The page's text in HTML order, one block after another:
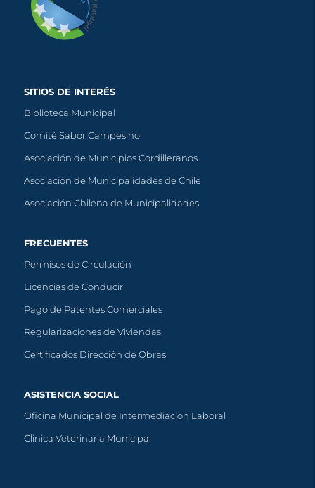
SITIOS DE INTERÉS
Biblioteca Municipal
Comité Sabor Campesino
Asociación de Municipios Cordilleranos
Asociación de Municipalidades de Chile
Asociación Chilena de Municipalidades
FRECUENTES
Permisos de Circulación
Licencias de Conducir
Pago de Patentes Comerciales
Regularizaciones de Viviendas
Certificados Dirección de Obras
ASISTENCIA SOCIAL
Oficina Municipal de Intermediación Laboral
Clinica Veterinaria Municipal